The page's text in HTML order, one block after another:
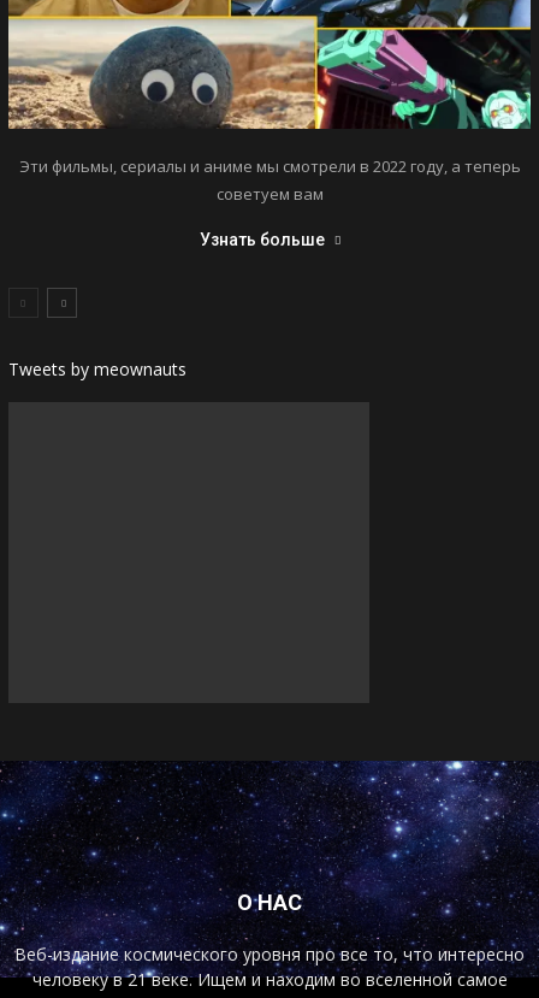
Эти фильмы, сериалы и аниме мы смотрели в 2022 году, а теперь
советуем вам
Узнать больше
Tweets by meownauts
О НАС
Веб-издание космического уровня про все то, что интересно
человеку в 21 веке. Ищем и находим во вселенной самое